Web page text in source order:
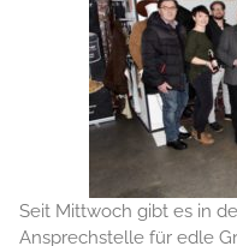
Seit Mittwoch gibt es in
Ansprechstelle für edle